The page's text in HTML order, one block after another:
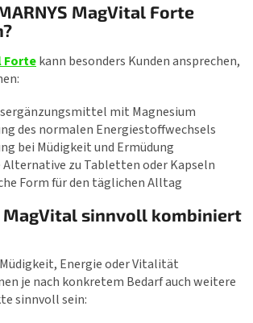
MagVital Forte
Fortekann besonders Kunden ansprechen,
mit Magnesium
des normalen Energiestoffwechsels
bei Müdigkeit und Ermüdung
Alternative zu Tabletten oder Kapseln
Form für den täglichen Alltag
sinnvoll kombiniert
Energie oder Vitalität
je nach konkretem Bedarf auch weitere
sinnvoll sein: